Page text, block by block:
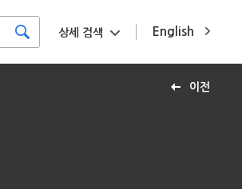
English
상세 검색
이전